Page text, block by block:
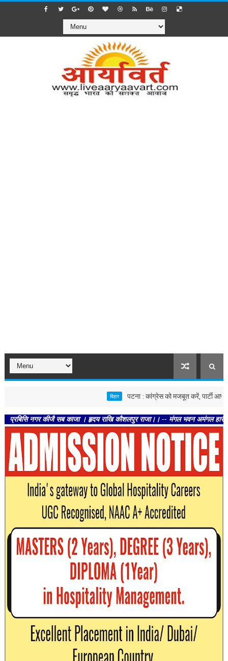
पटना : कांग्रेस को मजबूत करें, पार्टी आपको
नगर कीजै सब काजा । हृदय राखि कौशलपुर राजा।। -- मंगल भवन अमंगल हारी। द्रवहु